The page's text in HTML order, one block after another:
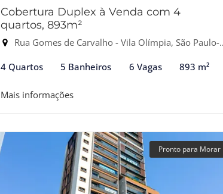
Cobertura Duplex à Venda com 4
quartos, 893m²
Rua Gomes de Carvalho - Vila Olímpia, São Paulo-SP
4 Quartos 5 Banheiros 6 Vagas 893 m²
Mais informações
Pronto para Morar